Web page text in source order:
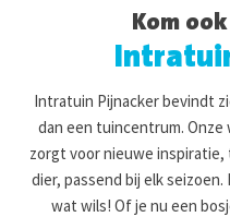
Kom
Intratuin Pijnacker bevindt
dan een tuincentrum.
zorgt voor nieuwe
dier, passend bij elk
wat wils! Of je nu een